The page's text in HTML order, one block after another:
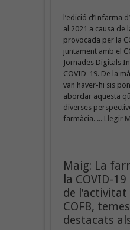
l’edició d’Infarma
al 2021 a causa de
provocada per la
juntament amb el
Jornades Digitals
COVID-19. De la
van haver-hi sis
abordar aquesta
diverses
farmàcia. ... Llegir
Maig: La
la COVID-
de
COFB,
destacats